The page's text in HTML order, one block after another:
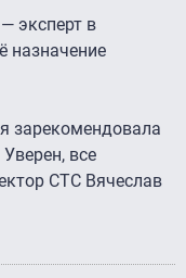
эксперт в
назначение
зарекомендовала
все
СТС Вячеслав